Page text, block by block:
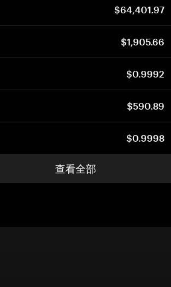
$64,401.97
$1,905.66
$0.9992
$590.89
$0.9998
查看全部